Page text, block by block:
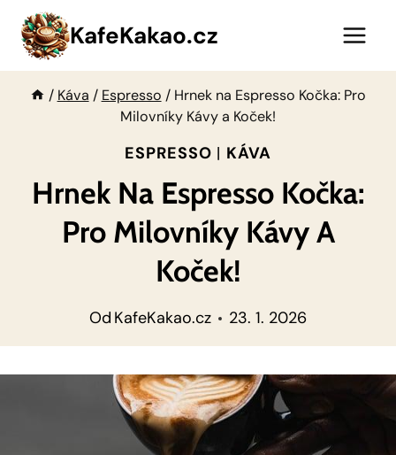
Přeskočit
obsah
KafeKakao.cz
/ Káva / Espresso / Hrnek na Espresso Kočka: Pro
Milovníky Kávy a Koček!
ESPRESSO | KÁVA
Hrnek Na Espresso Kočka:
Pro Milovníky Kávy A
Koček!
Od KafeKakao.cz 23. 1. 2026